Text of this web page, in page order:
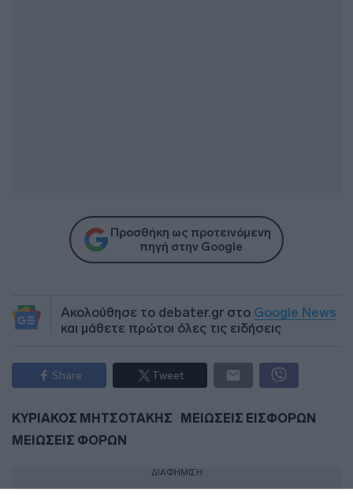
Προσθήκη ως προτεινόμενη
πηγή στην Google
Ακολούθησε το debater.gr στο Google News
και μάθετε πρώτοι όλες τις ειδήσεις
Share Tweet
ΚΥΡΙΑΚΟΣ ΜΗΤΣΟΤΑΚΗΣ
ΜΕΙΩΣΕΙΣ ΕΙΣΦΟΡΩΝ
ΜΕΙΩΣΕΙΣ ΦΟΡΩΝ
ΔΙΑΦΗΜΙΣΗ